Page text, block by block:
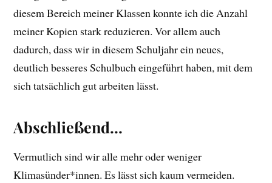
diesem Bereich meiner Klassen konnte ich die Anzahl
meiner Kopien stark reduzieren. Vor allem auch
dadurch, dass wir in diesem Schuljahr ein neues,
deutlich besseres Schulbuch eingeführt haben, mit dem
sich tatsächlich gut arbeiten lässt.
Abschließend…
Vermutlich sind wir alle mehr oder weniger
Klimasünder*innen. Es lässt sich kaum vermeiden.